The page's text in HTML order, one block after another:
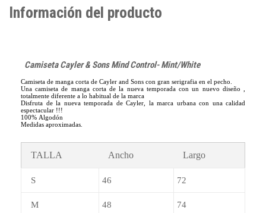
Información del producto
Camiseta Cayler & Sons Mind Control- Mint/White
Camiseta de manga corta de Cayler and Sons con gran serigrafia en el pecho.
Una camiseta de manga corta de la nueva temporada con un nuevo diseño ,
totalmente diferente a lo habitual de la marca
Disfruta de la nueva temporada de Cayler, la marca urbana con una calidad
espectacular !!!
100% Algodón
Medidas aproximadas.
TALLA Ancho Largo
S 46 72
M 48 74